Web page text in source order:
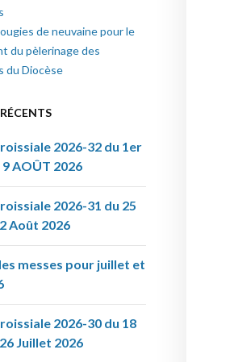
de neuvaine pour le
du pèlerinage des
du Diocèse
2026-32 du 1er
AOÛT 2026
2026-31 du 25
Août 2026
messes pour juillet et
2026-30 du 18
Juillet 2026